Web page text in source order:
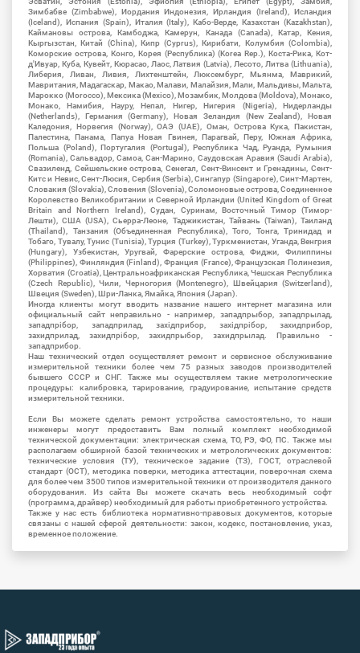
Зимбабве (Zimbabwe), Иордания Индонезия, Ирландия (Ireland), Исландия
(Iceland), Испания (Spain), Италия (Italy), Кабо-Верде, Казахстан (Kazakhstan),
Каймановы острова, Камбоджа, Камерун, Канада (Canada), Катар, Кения,
Кыргызстан, Китай (China), Кипр (Cyprus), Кирибати, Колумбия (Colombia),
Коморские острова, Конго, Корея (Республика) (Korea Rep.), Коста-Рика, Кот-
д'Ивуар, Куба, Кувейт, Кюрасао, Лаос, Латвия (Latvia), Лесото, Литва (Lithuania),
Либерия, Ливан, Ливия, Лихтенштейн, Люксембург, Мьянма, Маврикий,
Мавритания, Мадагаскар, Макао, Малави, Малайзия, Мали, Мальдивы, Мальта,
Марокко (Morocco), Мексика (Mexico), Мозамбик, Молдова (Moldova), Монако,
Монако, Намибия, Науру, Непал, Нигер, Нигерия (Nigeria), Нидерланды
(Netherlands), Германия (Germany), Новая Зеландия (New Zealand), Новая
Каледония, Норвегия (Norway), ОАЭ (UAE), Оман, Острова Кука, Пакистан,
Палестина, Панама, Папуа Новая Гвинея, Парагвай, Перу, Южная Африка,
Польша (Poland), Португалия (Portugal), Республика Чад, Руанда, Румыния
(Romania), Сальвадор, Самоа, Сан-Марино, Саудовская Аравия (Saudi Arabia),
Свазиленд, Сейшельские острова, Сенегал, Сент-Винсент и Гренадины, Сент-
Китс и Невис, Сент-Люсия, Сербия (Serbia), Сингапур (Singapore), Синт-Мартен,
Словакия (Slovakia), Словения (Slovenia), Соломоновые острова, Соединенное
Королевство Великобритании и Северной Ирландии (United Kingdom of Great
Britain and Northern Ireland), Судан, Суринам, Восточный Тимор (Тимор-
Лешти), США (USA), Сьерра-Леоне, Таджикистан, Тайвань (Taiwan), Таиланд
(Thailand), Танзания (Объединенная Республика), Того, Тонга, Тринидад и
Тобаго, Тувалу, Тунис (Tunisia), Турция (Turkey), Туркменистан, Уганда, Венгрия
(Hungary), Узбекистан, Уругвай, Фарерские острова, Фиджи, Филиппины
(Philippines), Финляндия (Finland), Франция (France), Французская Полинезия,
Хорватия (Croatia), Центральноафриканская Республика, Чешская Республика
(Czech Republic), Чили, Черногория (Montenegro), Швейцария (Switzerland),
Швеция (Sweden), Шри-Ланка, Ямайка, Япония (Japan).
Иногда клиенты могут вводить название нашего интернет магазина или
официальный сайт неправильно - например, западпрыбор, западпрылад,
западпрібор, западприлад, західприбор, західпрібор, захидприбор,
захидприлад, захидпрібор, захидпрыбор, захидпрылад. Правильно -
западприбор.
Наш технический отдел осуществляет ремонт и сервисное обслуживание
измерительной техники более чем 75 разных заводов производителей
бывшего СССР и СНГ. Также мы осуществляем такие метрологические
процедуры: калибровка, тарирование, градуирование, испытание средств
измерительной техники.
Если Вы можете сделать ремонт устройства самостоятельно, то наши
инженеры могут предоставить Вам полный комплект необходимой
технической документации: электрическая схема, ТО, РЭ, ФО, ПС. Также мы
располагаем обширной базой технических и метрологических документов:
технические условия (ТУ), техническое задание (ТЗ), ГОСТ, отраслевой
стандарт (ОСТ), методика поверки, методика аттестации, поверочная схема
для более чем 3500 типов измерительной техники от производителя данного
оборудования. Из сайта Вы можете скачать весь необходимый софт
(программа, драйвер) необходимый для работы приобретенного устройства.
Также у нас есть библиотека нормативно-правовых документов, которые
связаны с нашей сферой деятельности: закон, кодекс, постановление, указ,
временное положение.